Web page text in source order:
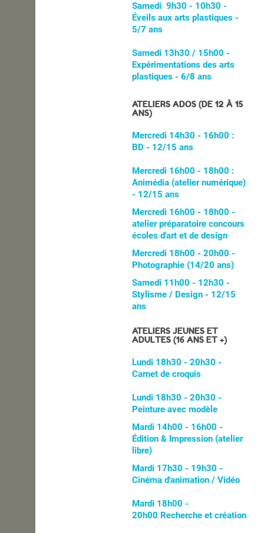
Samedi 9h30 - 10h30 -
Éveils aux arts plastiques -
5/7 ans
Samedi 13h30 / 15h00 -
Expérimentations des arts
plastiques - 6/8 ans
ATELIERS ADOS (DE 12 À 15
ANS)
Mercredi 14h30 - 16h00 :
BD - 12/15 ans
Mercredi 16h00 - 18h00 :
Animédia (atelier numérique)
- 12/15 ans
Mercredi 16h00 - 18h00 -
atelier préparatoire concours
écoles d'art et de design
Mercredi 18h00 - 20h00 -
Photographie (14/20 ans)
Samedi 11h00 - 12h30 -
Stylisme / Design - 12/15
ans
ATELIERS JEUNES ET
ADULTES (16 ANS ET +)
Lundi 18h30 - 20h30 -
Carnet de croquis
Lundi 18h30 - 20h30 -
Peinture avec modèle
Mardi 14h00 - 16h00 -
Édition & Impression (atelier
libre)
Mardi 17h30 - 19h30 -
Cinéma d'animation / Vidéo
Mardi 18h00 -
20h00 Recherche et création